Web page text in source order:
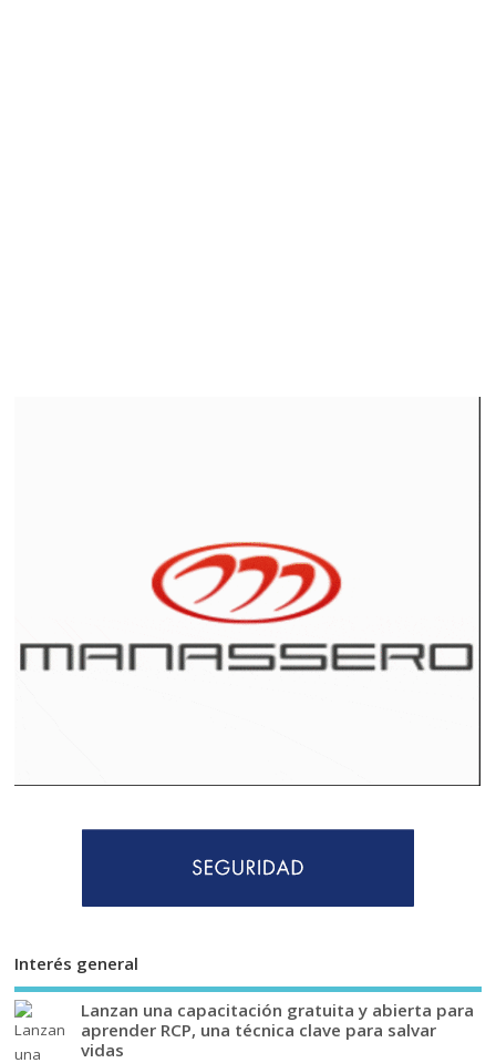
Interés general
Lanzan una capacitación gratuita y abierta para
aprender RCP, una técnica clave para salvar
vidas